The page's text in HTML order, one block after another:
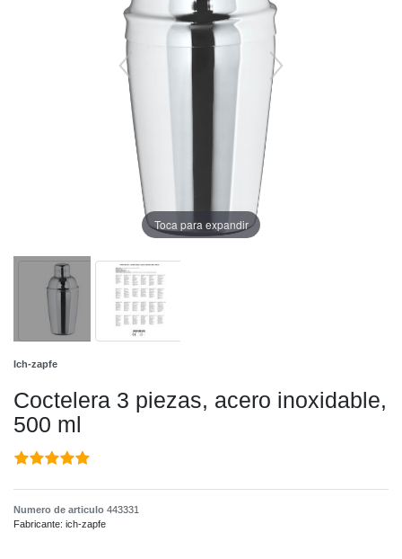
Toca para expandir
Ich-zapfe
Coctelera 3 piezas, acero inoxidable,
500 ml
Numero de articulo 443331
Fabricante: ich-zapfe